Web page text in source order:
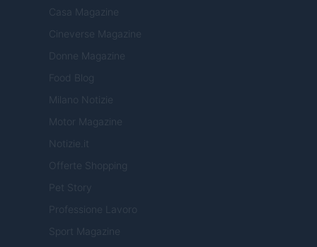
Casa Magazine
Cineverse Magazine
Donne Magazine
Food Blog
Milano Notizie
Motor Magazine
Notizie.it
Offerte Shopping
Pet Story
Professione Lavoro
Sport Magazine